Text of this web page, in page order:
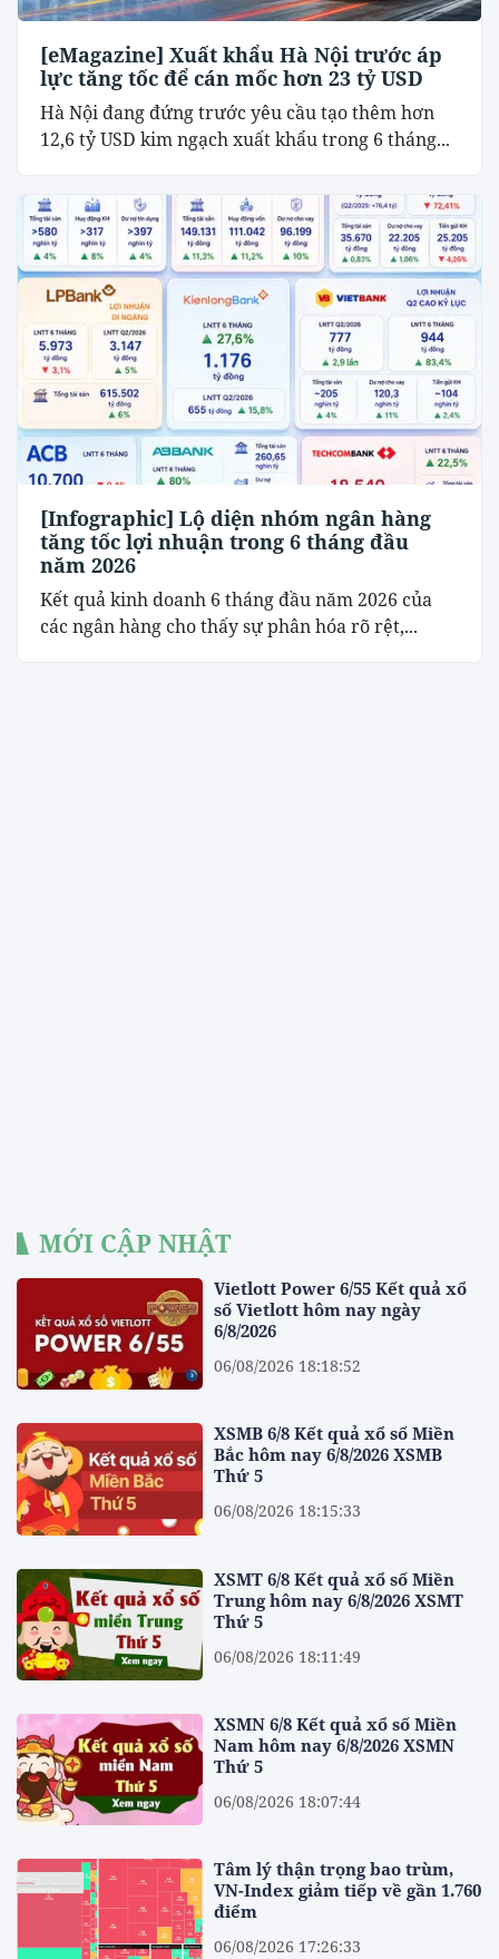
[eMagazine] Xuất khẩu Hà Nội trước áp
lực tăng tốc để cán mốc hơn 23 tỷ USD
Hà Nội đang đứng trước yêu cầu tạo thêm hơn
12,6 tỷ USD kim ngạch xuất khẩu trong 6 tháng...
[Infographic] Lộ diện nhóm ngân hàng
tăng tốc lợi nhuận trong 6 tháng đầu
năm 2026
Kết quả kinh doanh 6 tháng đầu năm 2026 của
các ngân hàng cho thấy sự phân hóa rõ rệt,...
MỚI CẬP NHẬT
Vietlott Power 6/55 Kết quả xổ
số Vietlott hôm nay ngày
6/8/2026
06/08/2026 18:18:52
XSMB 6/8 Kết quả xổ số Miền
Bắc hôm nay 6/8/2026 XSMB
Thứ 5
06/08/2026 18:15:33
XSMT 6/8 Kết quả xổ số Miền
Trung hôm nay 6/8/2026 XSMT
Thứ 5
06/08/2026 18:11:49
XSMN 6/8 Kết quả xổ số Miền
Nam hôm nay 6/8/2026 XSMN
Thứ 5
06/08/2026 18:07:44
Tâm lý thận trọng bao trùm,
VN-Index giảm tiếp về gần 1.760
điểm
06/08/2026 17:26:33